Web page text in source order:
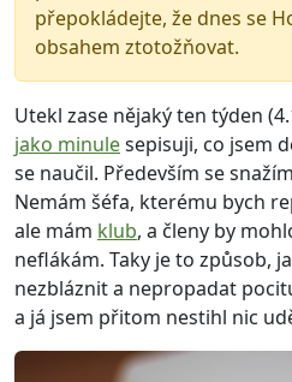
přepokládejte, že dnes se
obsahem ztotožňovat.
Utekl zase nějaký ten týden
jako minulesepisuji, co jsem
se naučil. Především se
Nemám šéfa, kterému bych
ale mám klub, a členy by
neflákám. Taky je to způsob,
nezbláznit a nepropadat
a já jsem přitom nestihl nic